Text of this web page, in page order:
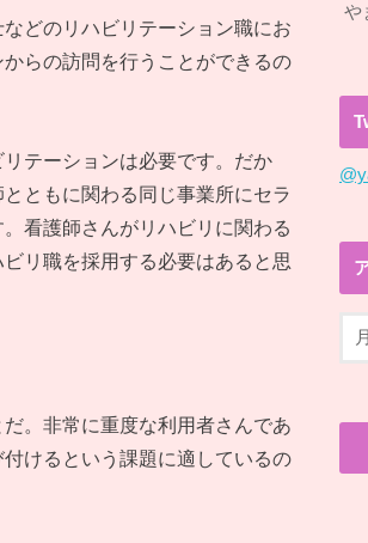
どのリハビリテーション職にお
らの訪問を行うことができるの
テーションは必要です。だか
ともに関わる同じ事業所にセラ
看護師さんがリハビリに関わる
リ職を採用する必要はあると思
。非常に重度な利用者さんであ
けるという課題に適しているの
や